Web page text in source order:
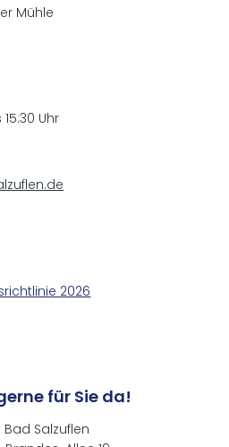
Mühle
Uhr
2026
für Sie da!
Bad Salzuflen